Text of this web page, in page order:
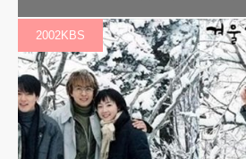
2002KBS